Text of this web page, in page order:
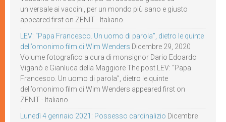
universale ai vaccini, per un mondo più sano e giusto
appeared first on ZENIT - Italiano.
LEV: “Papa Francesco. Un uomo di parola”, dietro le quinte
dell’omonimo film di Wim Wenders Dicembre 29, 2020
Volume fotografico a cura di monsignor Dario Edoardo
Viganò e Gianluca della Maggiore The post LEV: “Papa
Francesco. Un uomo di parola”, dietro le quinte
dell’omonimo film di Wim Wenders appeared first on
ZENIT - Italiano.
Lunedì 4 gennaio 2021: Possesso cardinalizio Dicembre